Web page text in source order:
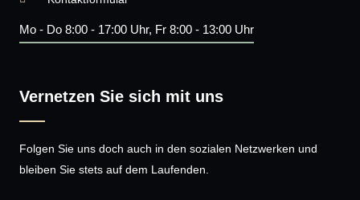
Mo - Do 8:00 - 17:00 Uhr, Fr 8:00 - 13:00 Uhr
Vernetzen Sie sich mit uns
Folgen Sie uns doch auch in den sozialen Netzwerken und
bleiben Sie stets auf dem Laufenden.